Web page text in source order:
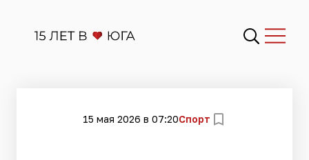
15 мая 2026 в 07:20Спорт